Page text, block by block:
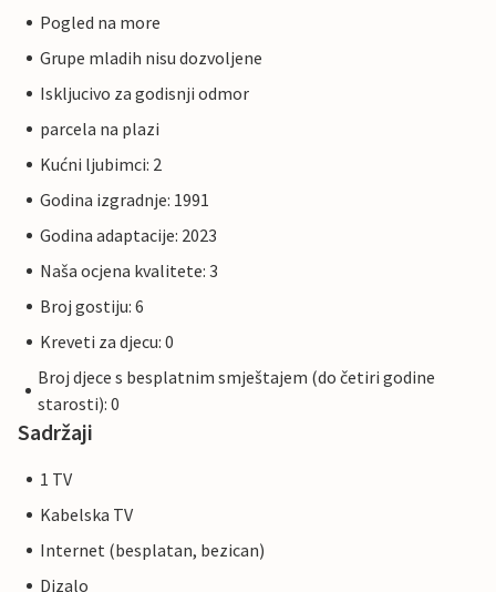
Pogled na more
Grupe mladih nisu dozvoljene
Iskljucivo za godisnji odmor
parcela na plazi
Kućni ljubimci: 2
Godina izgradnje: 1991
Godina adaptacije: 2023
Naša ocjena kvalitete: 3
Broj gostiju: 6
Kreveti za djecu: 0
Broj djece s besplatnim smještajem (do četiri godine
starosti): 0
Sadržaji
1 TV
Kabelska TV
Internet (besplatan, bezican)
Dizalo